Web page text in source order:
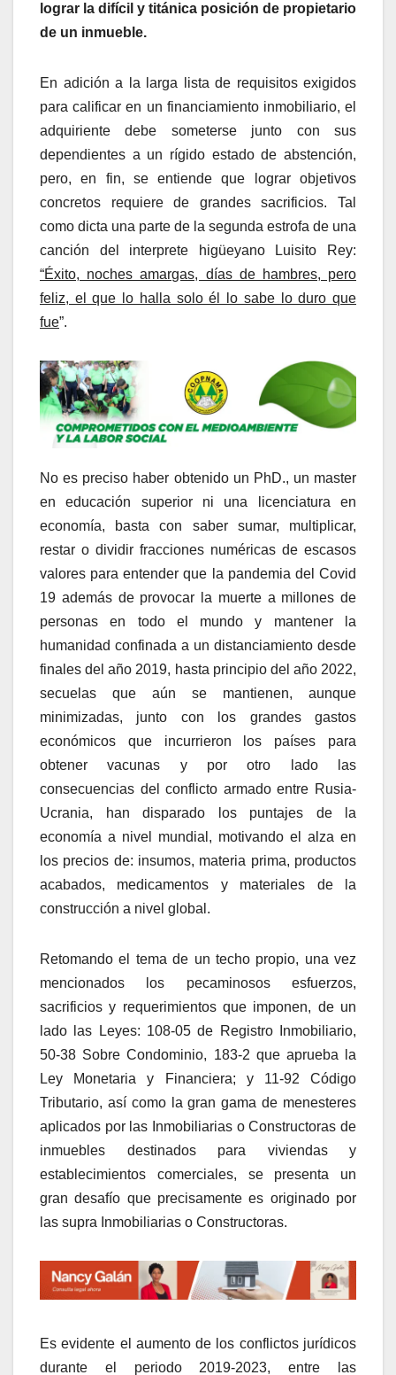
lograr la difícil y titánica posición de propietario
de un inmueble.
En adición a la larga lista de requisitos exigidos
para calificar en un financiamiento inmobiliario, el
adquiriente debe someterse junto con sus
dependientes a un rígido estado de abstención,
pero, en fin, se entiende que lograr objetivos
concretos requiere de grandes sacrificios. Tal
como dicta una parte de la segunda estrofa de una
canción del interprete higüeyano Luisito Rey:
“Éxito, noches amargas, días de hambres, pero
feliz, el que lo halla solo él lo sabe lo duro que
fue”.
No es preciso haber obtenido un PhD., un master
en educación superior ni una licenciatura en
economía, basta con saber sumar, multiplicar,
restar o dividir fracciones numéricas de escasos
valores para entender que la pandemia del Covid
19 además de provocar la muerte a millones de
personas en todo el mundo y mantener la
humanidad confinada a un distanciamiento desde
finales del año 2019, hasta principio del año 2022,
secuelas que aún se mantienen, aunque
minimizadas, junto con los grandes gastos
económicos que incurrieron los países para
obtener vacunas y por otro lado las
consecuencias del conflicto armado entre Rusia-
Ucrania, han disparado los puntajes de la
economía a nivel mundial, motivando el alza en
los precios de: insumos, materia prima, productos
acabados, medicamentos y materiales de la
construcción a nivel global.
Retomando el tema de un techo propio, una vez
mencionados los pecaminosos esfuerzos,
sacrificios y requerimientos que imponen, de un
lado las Leyes: 108-05 de Registro Inmobiliario,
50-38 Sobre Condominio, 183-2 que aprueba la
Ley Monetaria y Financiera; y 11-92 Código
Tributario, así como la gran gama de menesteres
aplicados por las Inmobiliarias o Constructoras de
inmuebles destinados para viviendas y
establecimientos comerciales, se presenta un
gran desafío que precisamente es originado por
las supra Inmobiliarias o Constructoras.
Es evidente el aumento de los conflictos jurídicos
durante el periodo 2019-2023, entre las